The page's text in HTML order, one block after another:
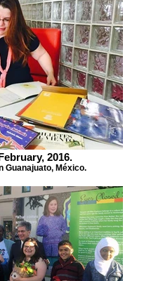
2016.
Guanajuato, México.